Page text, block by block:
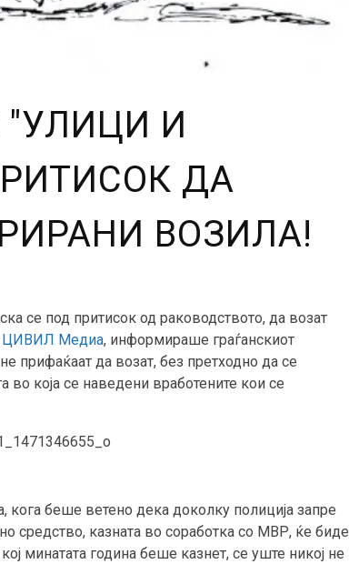
"УЛИЦИ И
ДА
ВОЗИЛА!
се под притисок од раководството, да возат
ЦИВИЛ Медиа, информираше граѓанскиот
прифаќаат да возат, без претходно да се
во која се наведени вработените кои се
беше ветено дека доколку полиција запре
средство, казната во соработка со МВР, ќе биде
минатата година беше казнет, се уште никој не